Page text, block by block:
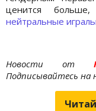
ценится
нейтральные
Новости от
Подписывайтесь на